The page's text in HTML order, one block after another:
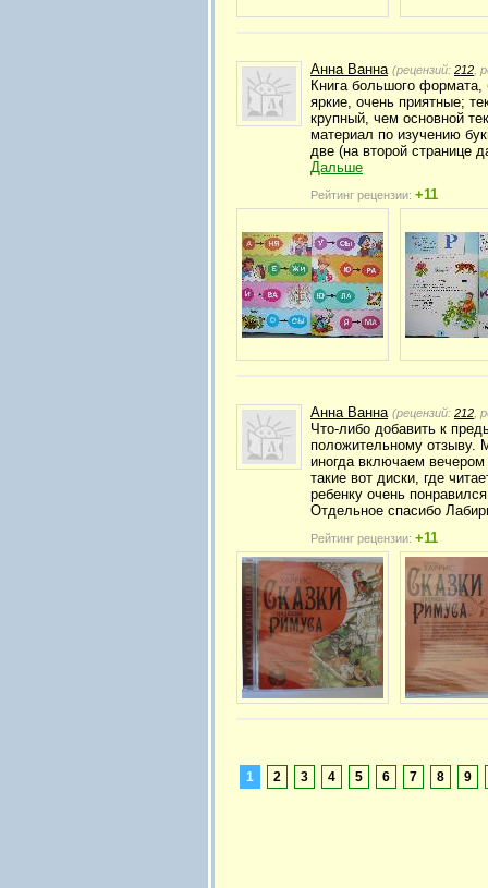
Анна Ванна (рецензий: 212 ,
Книга большого формата,
яркие, очень приятные;
крупный, чем основной
материал по изучению
две (на второй странице
Дальше
Рейтинг рецензии: +11
Анна Ванна (рецензий: 212 ,
Что-либо добавить к
положительному отзыву.
иногда включаем
такие вот диски, где
ребенку очень
Отдельное спасибо
Рейтинг рецензии: +11
1 2 3 4 5 6 7 8 9